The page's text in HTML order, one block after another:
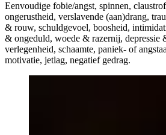
Eenvoudige fobie/angst, spinnen,
ongerustheid, verslavende (aan)drang,
& rouw, schuldgevoel, boosheid,
& ongeduld, woede & razernij, depressie
verlegenheid, schaamte, paniek- of
motivatie, jetlag, negatief gedrag.